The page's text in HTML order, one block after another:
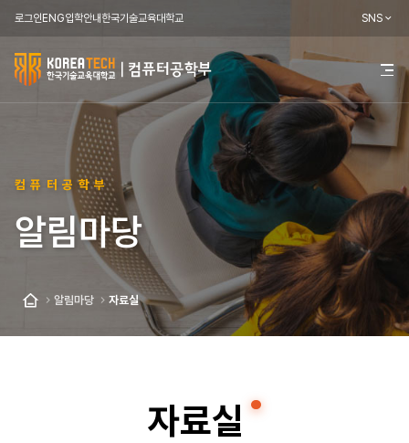
로그인ENG입학안내한국기술교육대학교 SNS
한
국
교
육
학
교
전
메
기
컴퓨터공학부
알림마당
알림마당 자료실
자료실